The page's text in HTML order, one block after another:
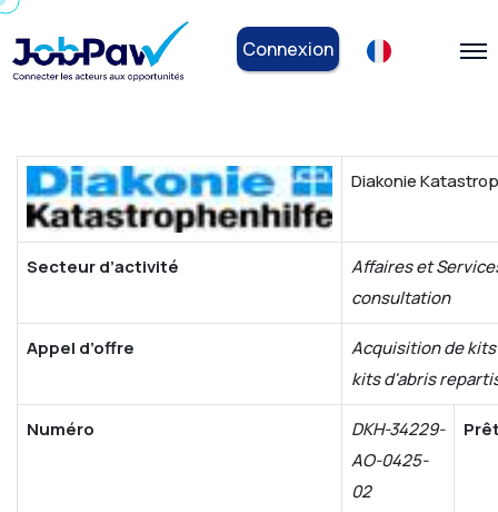
Connexion
Diakonie
Secteur d’activité
Affaires et
consultation
Appel d’offre
Acquisition de
kits d'abris
Numéro
DKH-34229-
AO-0425-
02